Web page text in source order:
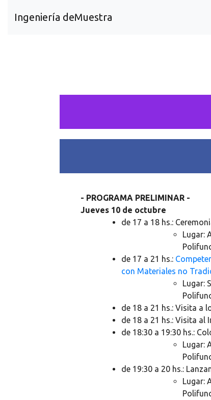
Ingeniería deMuestra
- PROGRAMA PRELIMINAR -
Jueves 10 de octubre
de 17 a 18 hs.:
Lugar:
de 17 a 21 hs.:
con Materiales no
Lugar:
de 18 a 21 hs.: Visita a
de 18 a 21 hs.: Visita al
de 18:30 a 19:30 hs.:
Lugar:
de 19:30 a 20 hs.:
Lugar: